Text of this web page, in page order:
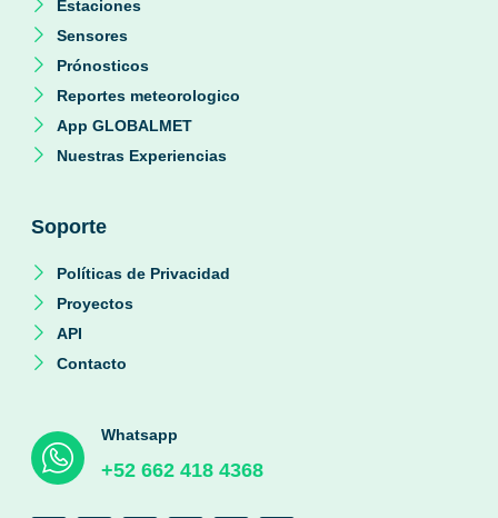
Estaciones
Sensores
Prónosticos
Reportes meteorologico
App GLOBALMET
Nuestras Experiencias
Soporte
Políticas de Privacidad
Proyectos
API
Contacto
Whatsapp
+52 662 418 4368